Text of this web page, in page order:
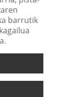
barrutik